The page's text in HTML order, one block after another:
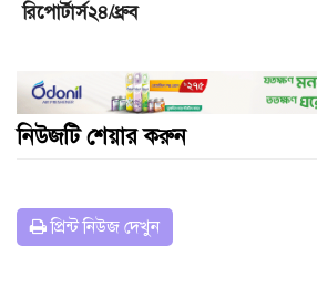
রিপোর্টার্স২৪/ধ্রুব
নিউজটি শেয়ার করুন
প্রিন্ট নিউজ দেখুন